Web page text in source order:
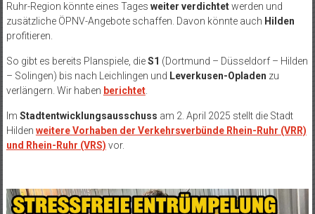
Ruhr-Region könnte eines Tages weiter verdichtetwerden und
zusätzliche ÖPNV-Angebote schaffen. Davon könnte auch Hilden
profitieren.
So gibt es bereits Planspiele, dieS1 (Dortmund – Düsseldorf – Hilden
– Solingen) bis nach Leichlingen und Leverkusen-Opladen zu
verlängern. Wir haben berichtet.
Im Stadtentwicklungsausschuss am 2. April 2025 stellt die Stadt
Hilden weitere Vorhaben der Verkehrsverbünde Rhein-Ruhr (VRR)
und Rhein-Ruhr (VRS) vor.